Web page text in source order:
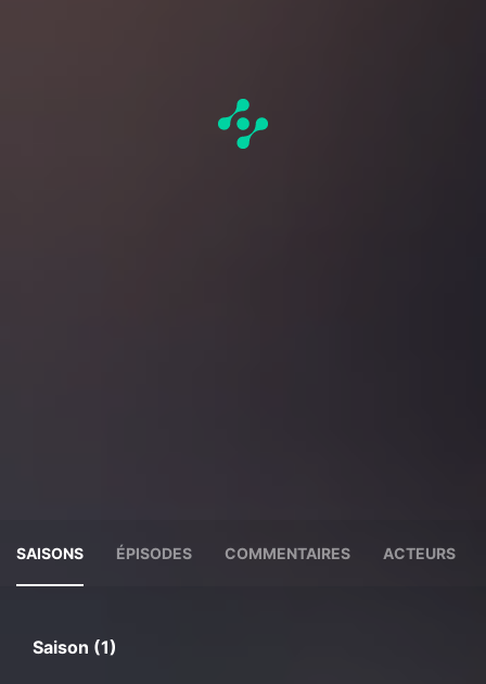
SAISONS ÉPISODES COMMENTAIRES ACTEURS
Saison (1)